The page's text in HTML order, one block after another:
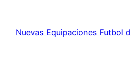
contenido
Nuevas Equipaciones Futbol